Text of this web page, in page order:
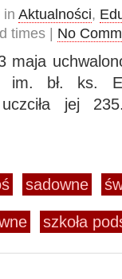
in Aktualności,
times | No
maja
im. bł. ks.
jej
sadowne
szkoła